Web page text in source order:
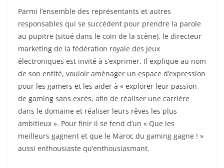
Parmi l’ensemble des représentants et autres
responsables qui se succèdent pour prendre la parole
au pupitre (situé dans le coin de la scène), le directeur
marketing de la fédération royale des jeux
électroniques est invité à s’exprimer. Il explique au nom
de son entité, vouloir aménager un espace d’expression
pour les gamers et les aider à « explorer leur passion
de gaming sans excès, afin de réaliser une carrière
dans le domaine et réaliser leurs rêves les plus
ambitieux ». Pour finir il se fend d’un « Que les
meilleurs gagnent et que le Maroc du gaming gagne ! »
aussi enthousiaste qu’enthousiasmant.